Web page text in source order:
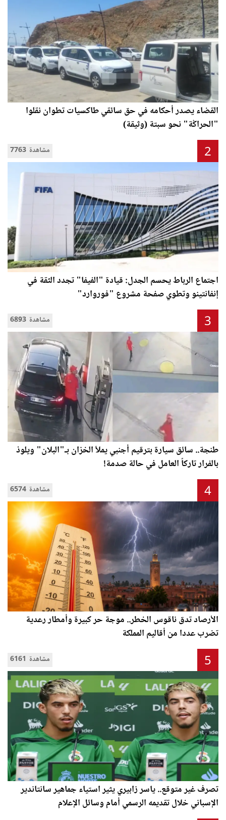
القضاء يصدر أحكامه في حق سائقي طاكسيات تطوان نقلوا
"الحراݣة" نحو سبتة (وثيقة)
7763 مشاهدة 2
اجتماع الرباط يحسم الجدل: قيادة "الفيفا" تجدد الثقة في
إنفانتينو وتطوي صفحة مشروع "فوروارد"
6893 مشاهدة 3
طنجة.. سائق سيارة بترقيم أجنبي يملأ الخزان بـ"البلان" ويلوذ
بالفرار تاركاً العامل في حالة صدمة!
6574 مشاهدة 4
الأرصاد تدق ناقوس الخطر.. موجة حر كبيرة وأمطار رعدية
تضرب عددا من أقاليم المملكة
6161 مشاهدة 5
تصرف غير متوقع.. ياسر زابيري يثير استياء جماهير سانتاندير
الإسباني خلال تقديمه الرسمي أمام وسائل الإعلام